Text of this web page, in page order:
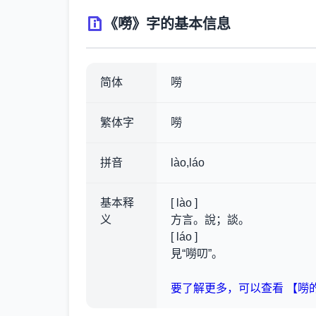
《嘮》字的基本信息
简体 嘮
繁体字 嘮
拼音 lào,láo
基本释
义
[ lào ]
方言。說；談。
[ láo ]
見“嘮叨”。
要了解更多，可以查看 【嘮